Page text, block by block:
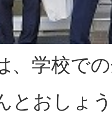
、学校で
とおしょ